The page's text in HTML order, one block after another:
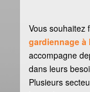
Vous souhaitez
gardiennage à
accompagne
dans leurs
Plusieurs